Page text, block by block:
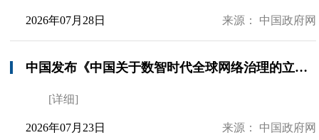
2026年07月28日 来源： 中国政府网
中国发布《中国关于数智时代全球网络治理的立场文件》
[详细]
2026年07月23日 来源： 中国政府网